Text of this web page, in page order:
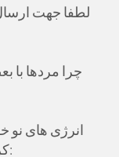
لطفا جهت
چرا مردها با
انرژی های نو
کرده اید، موارد زیر را نیز سفارش داده اند: